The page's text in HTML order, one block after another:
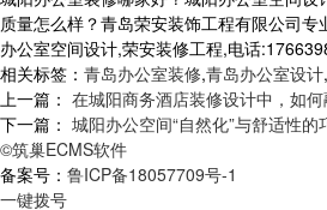
质量怎么样？青岛荣安装饰工程有限公司
办公室空间设计,荣安装修工程,电话
相关标签： 青岛办公室装修,青岛办公室设计,
上一篇： 在城阳商务酒店装修设计中，如
下一篇： 城阳办公空间“自然化”与舒适性的
©筑巢ECMS软件
备案号： 鲁ICP备18057709号-1
一键拨号